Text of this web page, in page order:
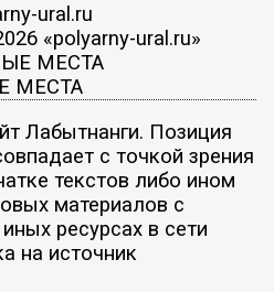
ural.ru
«polyarny-ural.ru»
МЕСТА
МЕСТА
Лабытнанги. Позиция
с точкой зрения
текстов либо ином
материалов с
ресурсах в сети
на источник